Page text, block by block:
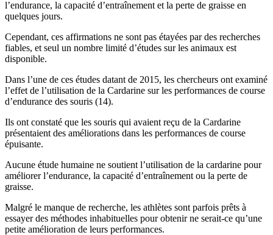
l’endurance, la capacité d’entraînement et la perte de graisse en
quelques jours.
Cependant, ces affirmations ne sont pas étayées par des recherches
fiables, et seul un nombre limité d’études sur les animaux est
disponible.
Dans l’une de ces études datant de 2015, les chercheurs ont examiné
l’effet de l’utilisation de la Cardarine sur les performances de course
d’endurance des souris (14).
Ils ont constaté que les souris qui avaient reçu de la Cardarine
présentaient des améliorations dans les performances de course
épuisante.
Aucune étude humaine ne soutient l’utilisation de la cardarine pour
améliorer l’endurance, la capacité d’entraînement ou la perte de
graisse.
Malgré le manque de recherche, les athlètes sont parfois prêts à
essayer des méthodes inhabituelles pour obtenir ne serait-ce qu’une
petite amélioration de leurs performances.